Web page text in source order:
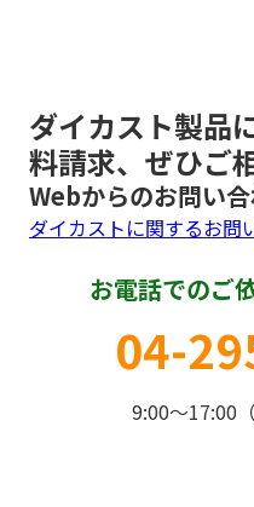
ダイカスト製品
料請求、ぜひご
Webからのお問い
ダイカストに関するお問
お電話でのご
04-
9:00～17:00